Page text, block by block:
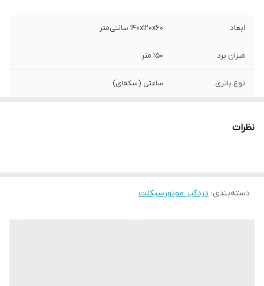
ابعاد 140x120x60 سانتی‌متر
میزان برد 150 متر
نوع باتری ساعتی (سکه‌ای)
دسته سیم کشی برق راهنمای سیم کشی فیوز
نظرات
دسته‌بندی: دزدگیر موتورسیکلت